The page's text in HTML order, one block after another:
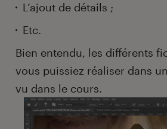
L’ajout de détails ;
Etc.
Bien entendu, les différents
vous puissiez réaliser dans
vu dans le cours.